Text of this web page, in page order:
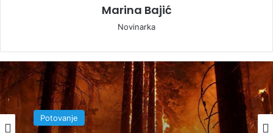
Marina Bajić
Novinarka
Potovanje